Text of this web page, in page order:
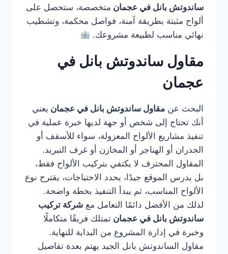
ساندوتش بانل في عجمان متخصصة، ستحصل على
ألواح مثبتة بطريقة آمنة، فواصل محكمة، وتشطيب
نهائي مناسب لطبيعة مشروعك.
مقاول ساندوتش بانل في
عجمان
البحث عن مقاول ساندوتش بانل في عجمان يعني
أنك تحتاج إلى شخص أو جهة لديها خبرة عملية في
تنفيذ مشاريع الألواح المعزولة، سواء للأسقف أو
الجدران أو الهناجر أو المخازن أو غرف التبريد.
المقاول المحترف لا يكتفي بتركيب الألواح فقط،
بل يدرس الموقع جيدًا، يحدد الاحتياجات، يقترح نوع
الألواح المناسب، ثم يبدأ التنفيذ بخطة واضحة.
لذلك من الأفضل دائمًا التعامل مع شركة تركيب
ساندوتش بانل في عجمان تمتلك فريقًا متكاملًا
وخبرة في إدارة المشروع من البداية للنهاية.
مقاول الساندوتش بانل الجيد يهتم بعدة تفاصيل